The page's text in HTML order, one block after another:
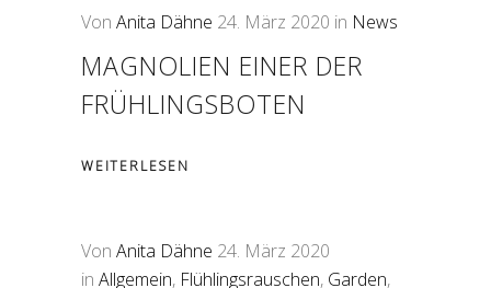
Von Anita Dähne 24. März 2020 in News
MAGNOLIEN EINER DER
FRÜHLINGSBOTEN
WEITERLESEN
Von Anita Dähne 24. März 2020
in Allgemein, Flühlingsrauschen, Garden,